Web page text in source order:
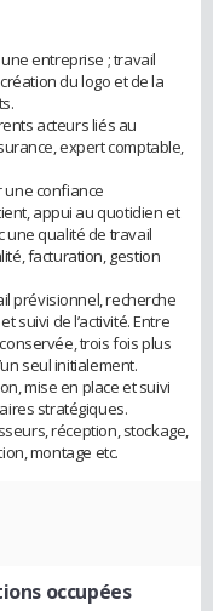
entreprise ; travail
du logo et de la
acteurs liés au
expert comptable,
une confiance
appui au quotidien et
qualité de travail
facturation, gestion
prévisionnel, recherche
suivi de l’activité. Entre
trois fois plus
seul initialement.
mise en place et suivi
stratégiques.
réception, stockage,
montage etc.
occupées